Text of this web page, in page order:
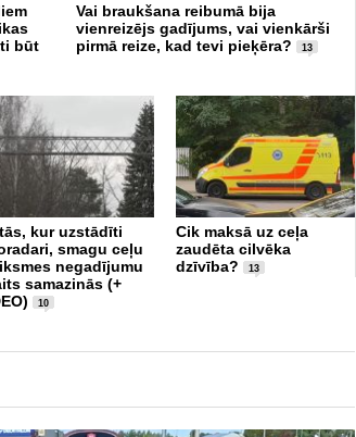
būt
Vai braukšana reibumā bija
vienreizējs gadījums, vai vienkārši
pirmā reize, kad tevi pieķēra?
13
kur uzstādīti
smagu ceļu
negadījumu
samazinās (+
10
Cik maksā uz ceļa
zaudēta cilvēka
dzīvība?
13